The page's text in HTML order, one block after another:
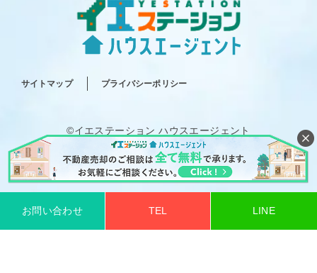
サイトマップ プライバシーポリシー
©イエステーション ハウスエージェント
All rights reserved.
お問い合わせ TEL LINE